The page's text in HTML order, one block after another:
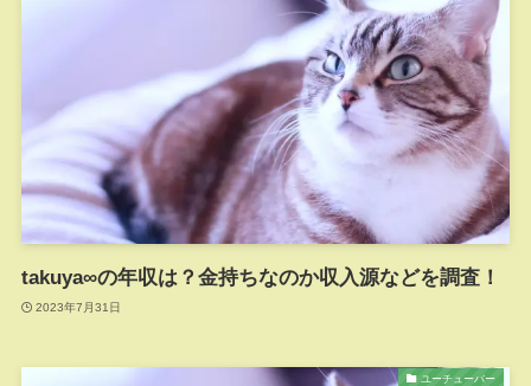
takuya∞の年収は？金持ちなのか収入源などを調査！
2023年7月31日
ユーチューバー